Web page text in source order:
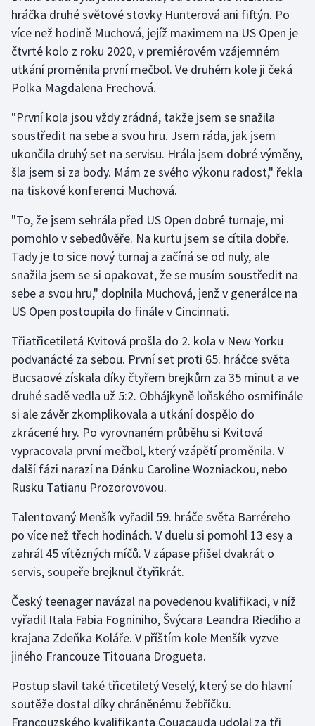
Lyže a snowboard
Moderní pětiboj
Motorsport
Olympijské hry
Parasport
Plavání
Plážový volejbal
Ragby
Rychlobruslení
Rychlostní kanoistika
Short track
Sportovní střelba
Stolní tenis
Triatlon
Veslování
Vodní slalom
Volejbal
hráčka druhé světové stovky Hunterová ani fiftýn. Po
více než hodině Muchová, jejíž maximem na US Open je
čtvrté kolo z roku 2020, v premiérovém vzájemném
utkání proměnila první mečbol. Ve druhém kole ji čeká
Polka Magdalena Frechová.
"První kola jsou vždy zrádná, takže jsem se snažila
soustředit na sebe a svou hru. Jsem ráda, jak jsem
ukončila druhý set na servisu. Hrála jsem dobré výměny,
šla jsem si za body. Mám ze svého výkonu radost," řekla
na tiskové konferenci Muchová.
"To, že jsem sehrála před US Open dobré turnaje, mi
pomohlo v sebedůvěře. Na kurtu jsem se cítila dobře.
Tady je to sice nový turnaj a začíná se od nuly, ale
snažila jsem se si opakovat, že se musím soustředit na
sebe a svou hru," doplnila Muchová, jenž v generálce na
US Open postoupila do finále v Cincinnati.
Třiatřicetiletá Kvitová prošla do 2. kola v New Yorku
podvanácté za sebou. První set proti 65. hráčce světa
Bucsaové získala díky čtyřem brejkům za 35 minut a ve
druhé sadě vedla už 5:2. Obhájkyně loňského osmifinále
si ale závěr zkomplikovala a utkání dospělo do
zkrácené hry. Po vyrovnaném průběhu si Kvitová
vypracovala první mečbol, který vzápětí proměnila. V
další fázi narazí na Dánku Caroline Wozniackou, nebo
Rusku Tatianu Prozorovovou.
Talentovaný Menšík vyřadil 59. hráče světa Barréreho
po více než třech hodinách. V duelu si pomohl 13 esy a
zahrál 45 vítězných míčů. V zápase přišel dvakrát o
servis, soupeře brejknul čtyřikrát.
Český teenager navázal na povedenou kvalifikaci, v níž
vyřadil Itala Fabia Fogniniho, Švýcara Leandra Riediho a
krajana Zdeňka Koláře. V příštím kole Menšík vyzve
jiného Francouze Titouana Drogueta.
Postup slavil také třicetiletý Veselý, který se do hlavní
soutěže dostal díky chráněnému žebříčku.
Francouzského kvalifikanta Couacauda udolal za tři